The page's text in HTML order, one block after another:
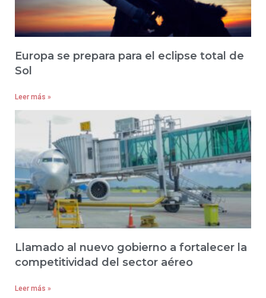
Europa se prepara para el eclipse total de
Sol
Leer más »
Llamado al nuevo gobierno a fortalecer la
competitividad del sector aéreo
Leer más »